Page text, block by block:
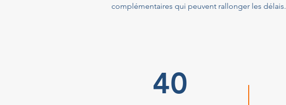
complémentaires qui peuvent rallonger les délais.
40